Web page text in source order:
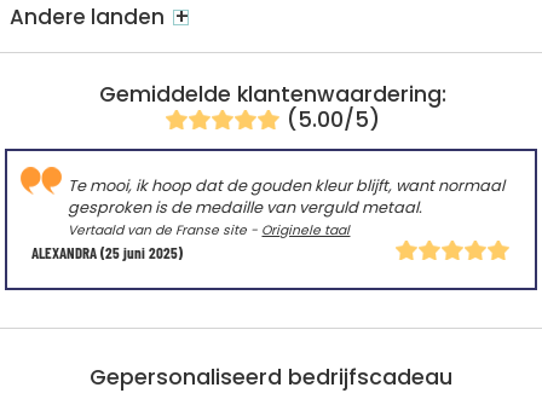
Gemiddelde klantenwaardering:
(5.00/5)
ALEXANDRA(25 juni 2025)
Te mooi, ik hoop dat de gouden kleur blijft, want normaal
gesproken is de medaille van verguld metaal.
Vertaald van de Franse site - Originele taal
Andere landen +
Gepersonaliseerd bedrijfscadeau